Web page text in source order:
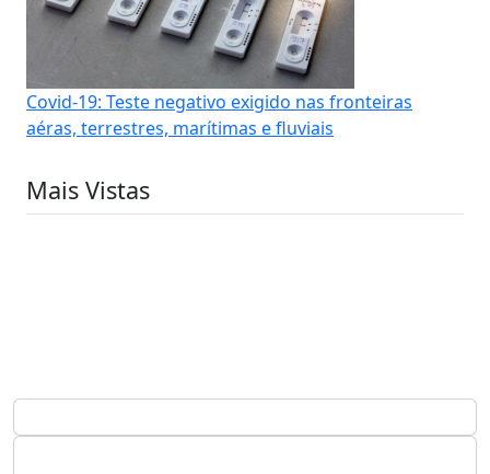
Covid-19: Teste negativo exigido nas fronteiras
aéras, terrestres, marítimas e fluviais
Mais Vistas